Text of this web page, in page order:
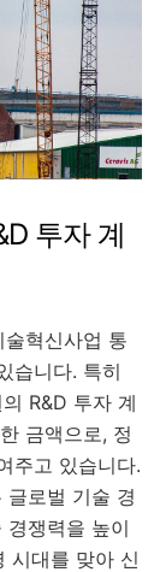
투자 계
혁신사업 통
습니다. 특히
R&D 투자 계
금액으로, 정
주고 있습니다.
글로벌 기술 경
쟁력을 높이
시대를 맞아 신